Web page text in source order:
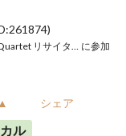
に参加
シェア
ル